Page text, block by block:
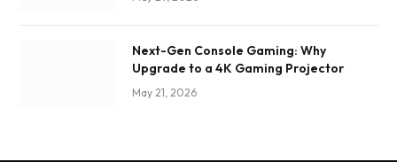
Next-Gen Console Gaming: Why
Upgrade to a 4K Gaming Projector
May 21, 2026